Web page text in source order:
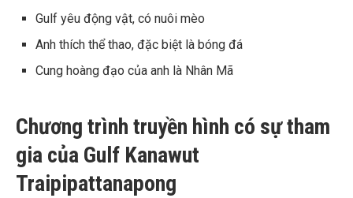
Gulf yêu động vật, có nuôi mèo
Anh thích thể thao, đặc biệt là bóng đá
Cung hoàng đạo của anh là Nhân Mã
Chương trình truyền hình có sự tham
gia của Gulf Kanawut
Traipipattanapong